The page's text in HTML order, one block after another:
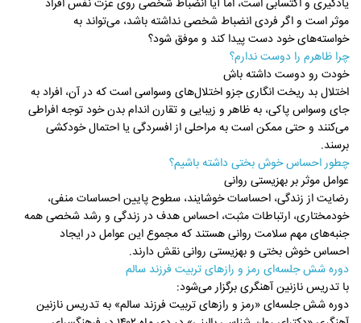
یادگیری و اکتسابی است، اما آیا انضباط شخصی روی عزت نفس افراد
موثر است و اگر فردی انضباط شخصی نداشته باشد، می‌تواند به
خواسته‌های خود دست پیدا کند و موفق شود؟
چرا ظاهرم را دوست ندارم؟
خودت رو دوست داشته باش
اختلال بد ریخت انگاری جزو اختلال‌های وسواسی است که در آن، افراد به
جای وسواس پاکی، به ظاهر و زیبایی و تقارن اندام بدن خود توجه افراطی
می‌کنند و حتی ممکن است به مراحلی از افسردگی یا احتمال خودکشی
برسند.
چطور احساس خوش بختی داشته باشیم؟
عوامل موثر بر بهزیستی روانی
رضایت از زندگی، احساسات خوشایند، سطوح پایین احساسات منفی،
خودمختاری، ارتباطات مثبت، احساس هدف در زندگی و رشد شخصی همه
جنبه‌های مهم سلامت روانی هستند که مجموع این عوامل در ایجاد
احساس خوش بختی و بهزیستی روانی نقش دارند.
دوره شش جلسه‌ای رمز و رازهای تربیت فرزند سالم
با تدریس نازنین آهنگری برگزار می‌شود:
دوره شش جلسه‌ای «رمز و رازهای تربیت فرزند سالم» به تدریس نازنین